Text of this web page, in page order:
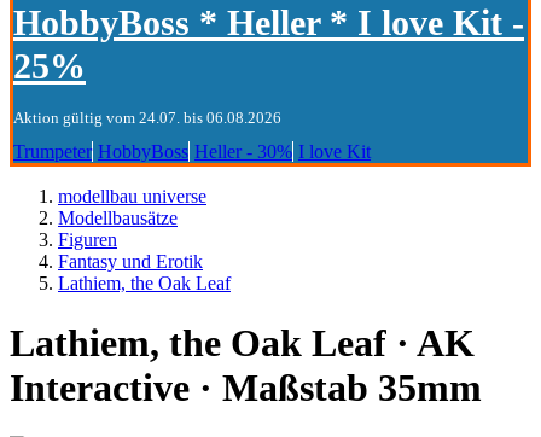
HobbyBoss * Heller * I love Kit -
25%
Aktion gültig vom 24.07. bis 06.08.2026
Trumpeter HobbyBoss Heller - 30% I love Kit
modellbau universe
Modellbausätze
Figuren
Fantasy und Erotik
Lathiem, the Oak Leaf
Lathiem, the Oak Leaf · AK
Interactive · Maßstab 35mm